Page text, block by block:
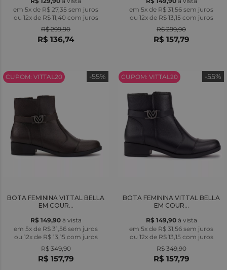
R$ 299,90
R$ 136,74
em 5x de R$ 27,35 sem juros
ou 12x de R$ 11,40 com juros
R$ 299,90
R$ 157,79
em 5x de R$ 31,56 sem juros
ou 12x de R$ 13,15 com juros
-55%
CUPOM: VITTAL20
BOTA FEMININA VITTAL BELLA
EM COUR...
R$ 349,90
R$ 157,79
em 5x de R$ 31,56 sem juros
ou 12x de R$ 13,15 com juros
R$ 149,90à vista
-55%
CUPOM: VITTAL20
BOTA FEMININA VITTAL BELLA
EM COUR...
R$ 349,90
R$ 157,79
em 5x de R$ 31,56 sem juros
ou 12x de R$ 13,15 com juros
R$ 149,90à vista